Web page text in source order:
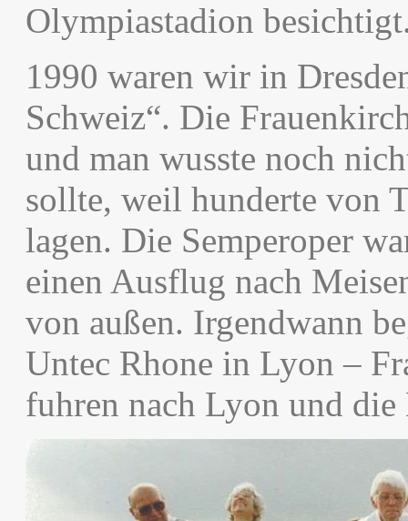
Olympiastadion
1990 waren wir in
Schweiz“. Die
und man wusste noch
sollte, weil hunderte von
lagen. Die Semperoper
einen Ausflug nach
von außen. Irgendwann
Untec Rhone in Lyon –
fuhren nach Lyon und